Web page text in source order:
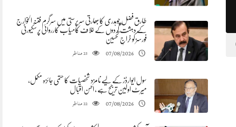
طارق فضل چوہدری کابھارتی سرپرستی میں سرگرم فتنہ الخوارج
کے دہشت گردوں کے خلاف کامیاب کارروائی پر سکیورٹی
فورسز کو خراجِ تحسین
07/08/2026
23مناظر
سول ایوارڈز کے لیے نامزد شخصیات کا حتمی جائزہ مکمل،
میرٹ اولین ترجیح ہے ، احسن اقبال
07/08/2026
22مناظر